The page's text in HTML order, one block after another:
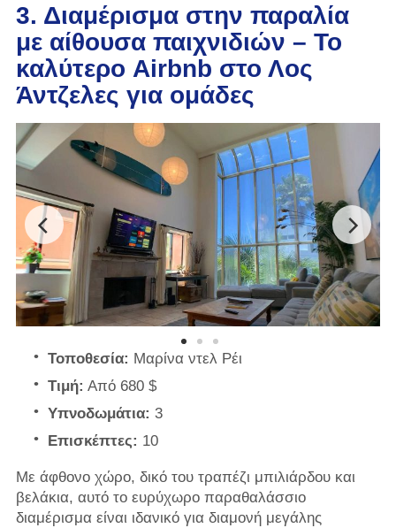
3. Διαμέρισμα στην παραλία
με αίθουσα παιχνιδιών – Το
καλύτερο Airbnb στο Λος
Άντζελες για ομάδες
Τοποθεσία: Μαρίνα ντελ Ρέι
Τιμή: Από 680 $
Υπνοδωμάτια: 3
Επισκέπτες: 10
Με άφθονο χώρο, δικό του τραπέζι μπιλιάρδου και
βελάκια, αυτό το ευρύχωρο παραθαλάσσιο
διαμέρισμα είναι ιδανικό για διαμονή μεγάλης